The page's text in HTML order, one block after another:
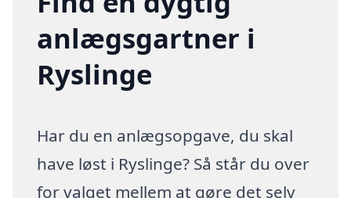
anlægsgartner i
Ryslinge
Har du en anlægsopgave, du skal
have løst i Ryslinge? Så står du over
for valget mellem at gøre det selv